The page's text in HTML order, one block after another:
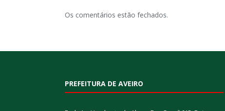
Os comentários estão fechados.
PREFEITURA DE AVEIRO